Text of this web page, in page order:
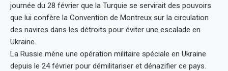
journée du 28 février que la Turquie se servirait des pouvoirs
que lui confère la Convention de Montreux sur la circulation
des navires dans les détroits pour éviter une escalade en
Ukraine.
La Russie mène une opération militaire spéciale en Ukraine
depuis le 24 février pour démilitariser et dénazifier ce pays.